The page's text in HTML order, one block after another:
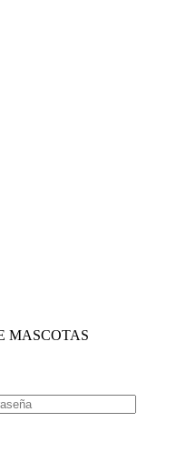
MASCOTAS